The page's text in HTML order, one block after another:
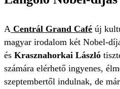
A Centrál Grand Café új
magyar irodalom két Nobel-
és Krasznahorkai László
számára elérhető ingyenes,
szeptembertől indulnak, de